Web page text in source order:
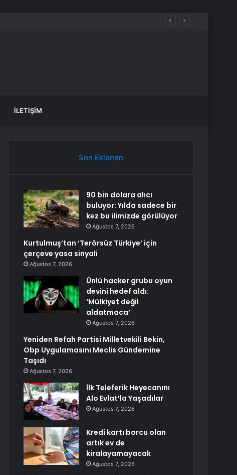
İLETIŞIM
Son Eklenen
90 bin dolara alıcı
buluyor: Yılda sadece bir
kez bu ilimizde görülüyor
Ağustos 7, 2026
Kurtulmuş’tan ‘Terörsüz Türkiye’ için
çerçeve yasa sinyali
Ağustos 7, 2026
Ünlü hacker grubu oyun
devini hedef aldı:
‘Mülkiyet değil
aldatmaca’
Ağustos 7, 2026
Yeniden Refah Partisi Milletvekili Bekin,
Obp Uygulamasını Meclis Gündemine
Taşıdı
Ağustos 7, 2026
İlk Teleferik Heyecanını
Alo Evlat’la Yaşadılar
Ağustos 7, 2026
Kredi kartı borcu olan
artık ev de
kiralayamayacak
Ağustos 7, 2026